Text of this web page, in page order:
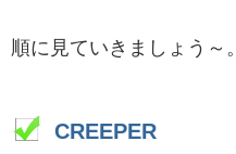
順に見ていきましょう～。
CREEPER